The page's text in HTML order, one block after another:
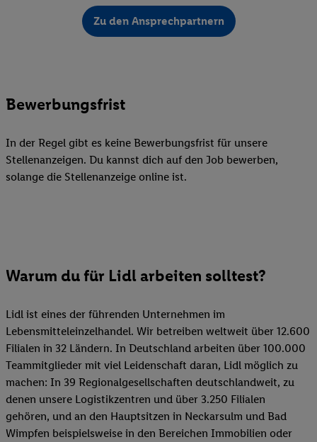
Zu den Ansprechpartnern
Bewerbungsfrist
In der Regel gibt es keine Bewerbungsfrist für unsere
Stellenanzeigen. Du kannst dich auf den Job bewerben,
solange die Stellenanzeige online ist.
Warum du für Lidl arbeiten solltest?
Lidl ist eines der führenden Unternehmen im
Lebensmitteleinzelhandel. Wir betreiben weltweit über 12.600
Filialen in 32 Ländern. In Deutschland arbeiten über 100.000
Teammitglieder mit viel Leidenschaft daran, Lidl möglich zu
machen: In 39 Regionalgesellschaften deutschlandweit, zu
denen unsere Logistikzentren und über 3.250 Filialen
gehören, und an den Hauptsitzen in Neckarsulm und Bad
Wimpfen beispielsweise in den Bereichen Immobilien oder